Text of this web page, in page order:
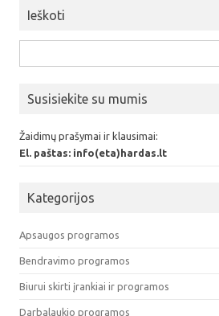
Ieškoti
Susisiekite su mumis
Žaidimų prašymai ir klausimai:
El. paštas: info(eta)hardas.lt
Kategorijos
Apsaugos programos
Bendravimo programos
Biurui skirti įrankiai ir programos
Darbalaukio programos